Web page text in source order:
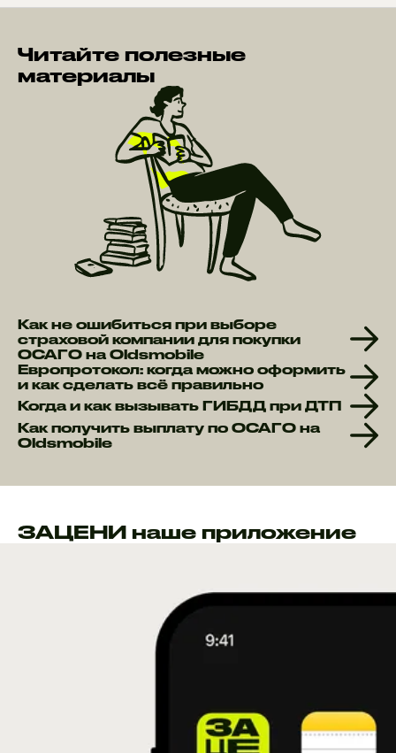
Читайте полезные
материалы
Как не ошибиться при выборе
страховой компании для покупки
ОСАГО на Oldsmobile
Европротокол: когда можно оформить
и как сделать всё правильно
Когда и как вызывать ГИБДД при ДТП
Как получить выплату по ОСАГО на
Oldsmobile
ЗАЦЕНИ наше приложение